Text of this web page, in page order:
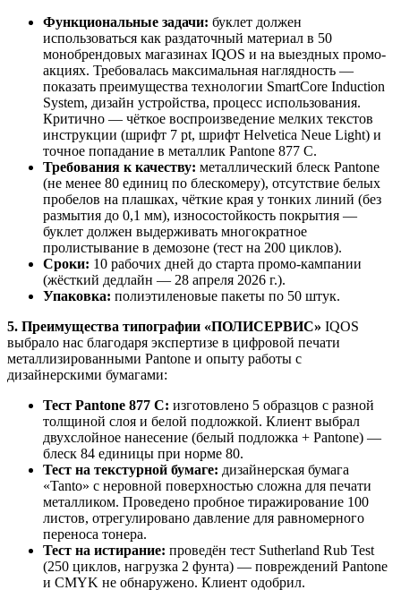
Функциональные задачи: буклет должен
использоваться как раздаточный материал в 50
монобрендовых магазинах IQOS и на выездных промо-
акциях. Требовалась максимальная наглядность —
показать преимущества технологии SmartCore Induction
System, дизайн устройства, процесс использования.
Критично — чёткое воспроизведение мелких текстов
инструкции (шрифт 7 pt, шрифт Helvetica Neue Light) и
точное попадание в металлик Pantone 877 C.
Требования к качеству: металлический блеск Pantone
(не менее 80 единиц по блескомеру), отсутствие белых
пробелов на плашках, чёткие края у тонких линий (без
размытия до 0,1 мм), износостойкость покрытия —
буклет должен выдерживать многократное
пролистывание в демозоне (тест на 200 циклов).
Сроки: 10 рабочих дней до старта промо-кампании
(жёсткий дедлайн — 28 апреля 2026 г.).
Упаковка: полиэтиленовые пакеты по 50 штук.
5. Преимущества типографии «ПОЛИСЕРВИС» IQOS
выбрало нас благодаря экспертизе в цифровой печати
металлизированными Pantone и опыту работы с
дизайнерскими бумагами:
Тест Pantone 877 C: изготовлено 5 образцов с разной
толщиной слоя и белой подложкой. Клиент выбрал
двухслойное нанесение (белый подложка + Pantone) —
блеск 84 единицы при норме 80.
Тест на текстурной бумаге: дизайнерская бумага
«Tanto» с неровной поверхностью сложна для печати
металликом. Проведено пробное тиражирование 100
листов, отрегулировано давление для равномерного
переноса тонера.
Тест на истирание: проведён тест Sutherland Rub Test
(250 циклов, нагрузка 2 фунта) — повреждений Pantone
и CMYK не обнаружено. Клиент одобрил.